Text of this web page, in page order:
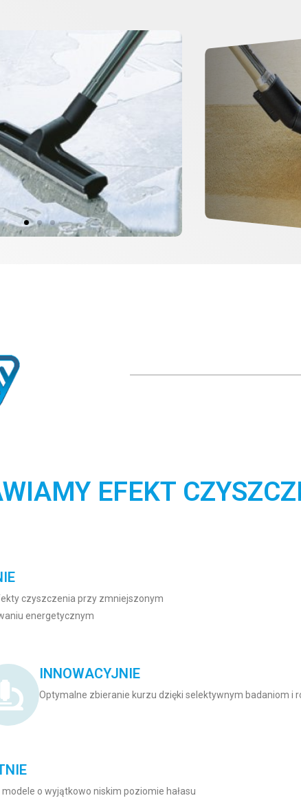
EFEKT
czyszczenia przy zmniejszonym
energetycznym​
INNOWACYJNIE
Optymalne zbieranie kurzu dzięki selektywnym badaniom i
modele o wyjątkowo niskim poziomie hałasu